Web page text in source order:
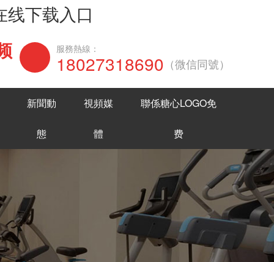
下载入口
谘詢 服務熱線：
18027318690 （微信同號）
新聞動
態
視頻媒
體
聯係糖心LOGO免
费